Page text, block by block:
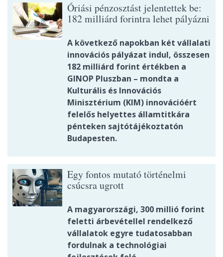
Óriási pénzosztást jelentettek be:
182 milliárd forintra lehet pályázni
A következő napokban két vállalati
innovációs pályázat indul, összesen
182 milliárd forint értékben a
GINOP Pluszban – mondta a
Kulturális és Innovációs
Minisztérium (KIM) innovációért
felelős helyettes államtitkára
pénteken sajtótájékoztatón
Budapesten.
Egy fontos mutató történelmi
csúcsra ugrott
A magyarországi, 300 millió forint
feletti árbevétellel rendelkező
vállalatok egyre tudatosabban
fordulnak a technológiai